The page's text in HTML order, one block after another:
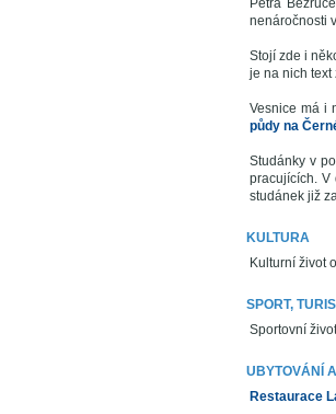
Petra
nenáročnosti
Stojí zde i
je na nich text
Vesnice má i
půdy na
Studánky v
pracujících. V
studánek již
KULTURA
Kulturní život
SPORT,
Sportovní
UBYTOVÁNÍ
Restaurace